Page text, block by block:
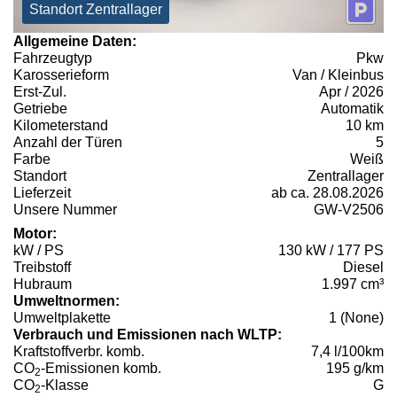
Standort Zentrallager
Allgemeine Daten:
Fahrzeugtyp
Pkw
Karosserieform
Van / Kleinbus
Erst-Zul.
Apr / 2026
Getriebe
Automatik
Kilometerstand
10 km
Anzahl der Türen
5
Farbe
Weiß
Standort
Zentrallager
Lieferzeit
ab ca. 28.08.2026
Unsere Nummer
GW-V2506
Motor:
kW / PS
130 kW / 177 PS
Treibstoff
Diesel
Hubraum
1.997 cm³
Umweltnormen:
Umweltplakette
1 (None)
Verbrauch und Emissionen nach WLTP:
Kraftstoffverbr. komb.
7,4 l/100km
CO2-Emissionen komb.
195 g/km
CO2-Klasse G